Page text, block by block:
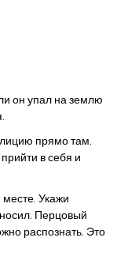
он упал на землю
прямо там.
в себя и
Укажи
Перцовый
распознать. Это